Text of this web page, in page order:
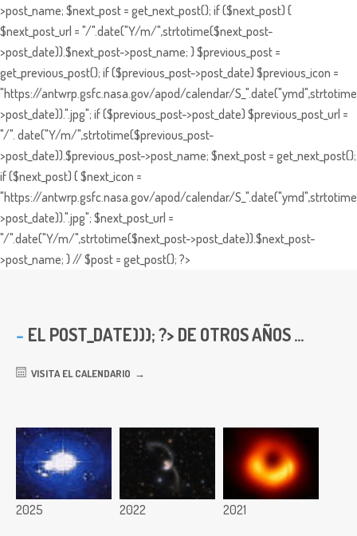
>post_name; $next_post = get_next_post(); if ($next_post) {
$next_post_url = "/".date("Y/m/",strtotime($next_post-
>post_date)).$next_post->post_name; } $previous_post =
get_previous_post(); if ($previous_post->post_date) $previous_icon =
"https://antwrp.gsfc.nasa.gov/apod/calendar/
>post_date)).".jpg"; if ($previous_post->post_date) $previous_post_url =
"/". date("Y/m/",strtotime($previous_post-
>post_date)).$previous_post->post_name; $next_post = get_next_post();
if ($next_post) { $next_icon =
"https://antwrp.gsfc.nasa.gov/apod/calendar/
>post_date)).".jpg"; $next_post_url =
"/".date("Y/m/",strtotime($next_post->post_date)).$next_post-
>post_name; } // $post = get_post(); ?>
EL POST_DATE))); ?> DE OTROS AÑOS ...
VISITA EL CALENDARIO
2025 2022 2021